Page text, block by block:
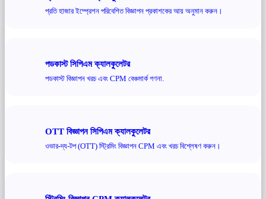
প্রতি হাজার ইম্প্রেশন পরিবেশিত বিজ্ঞাপন প্রকাশকের আয় অনুমান করুন।
পডকাস্ট সিপিএম ক্যালকুলেটর
পডকাস্ট বিজ্ঞাপন খরচ এবং CPM বেঞ্চমার্ক গণনা.
OTT বিজ্ঞাপন সিপিএম ক্যালকুলেটর
ওভার-দ্য-টপ (OTT) স্ট্রিমিং বিজ্ঞাপন CPM এবং খরচ বিশ্লেষণ করুন।